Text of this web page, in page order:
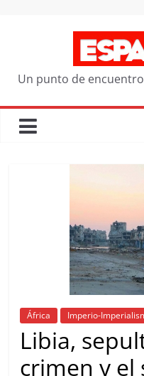
Un punto de
África Imperio-
Libia,
crimen y el